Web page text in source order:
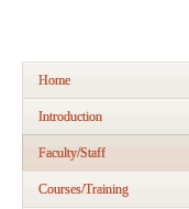
Home
Introduction
Faculty/Staff
Courses/Training